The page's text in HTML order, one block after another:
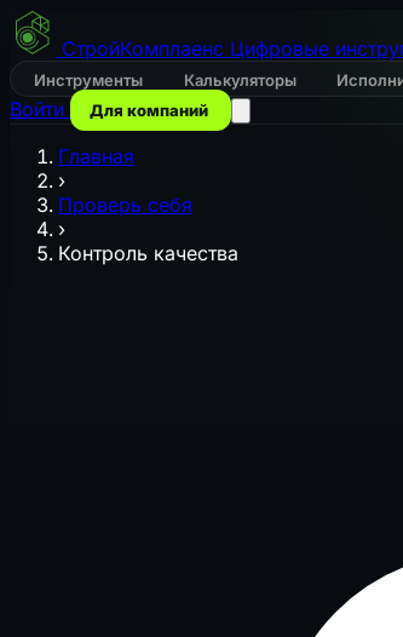
СтройКомплаенс Цифровые
Инструменты Калькуляторы
Войти Для компаний
Главная
›
Проверь себя
›
Контроль качества